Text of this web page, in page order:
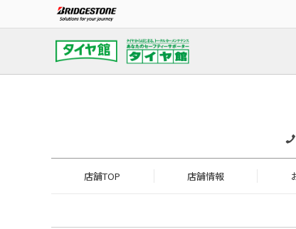
店舗TOP 店舗情報